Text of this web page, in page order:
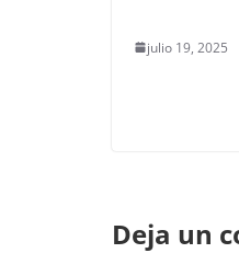
julio 19, 2025
Deja un